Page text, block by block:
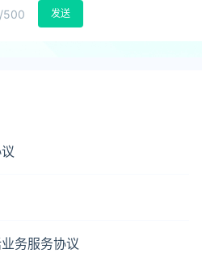
/500 发送
务服务协议